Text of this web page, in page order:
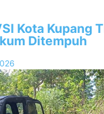
Kota Kupang
Ditempuh